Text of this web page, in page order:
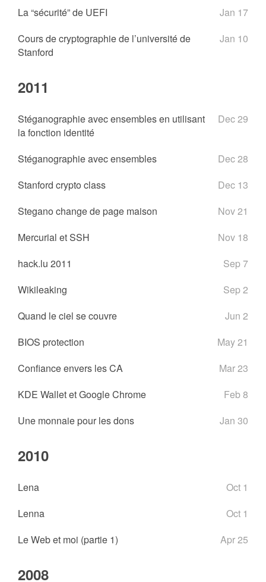
La “sécurité” de UEFI
Jan 17
Cours de cryptographie de l’université de
Stanford
Jan 10
2011
Stéganographie avec ensembles en utilisant
la fonction identité
Dec 29
Stéganographie avec ensembles
Dec 28
Stanford crypto class
Dec 13
Stegano change de page maison
Nov 21
Mercurial et SSH
Nov 18
hack.lu 2011
Sep 7
Wikileaking
Sep 2
Quand le ciel se couvre
Jun 2
BIOS protection
May 21
Confiance envers les CA
Mar 23
KDE Wallet et Google Chrome
Feb 8
Une monnaie pour les dons
Jan 30
2010
Lena
Oct 1
Lenna
Oct 1
Le Web et moi (partie 1)
Apr 25
2008